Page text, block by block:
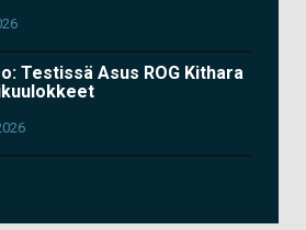
Testissä Asus ROG Kithara